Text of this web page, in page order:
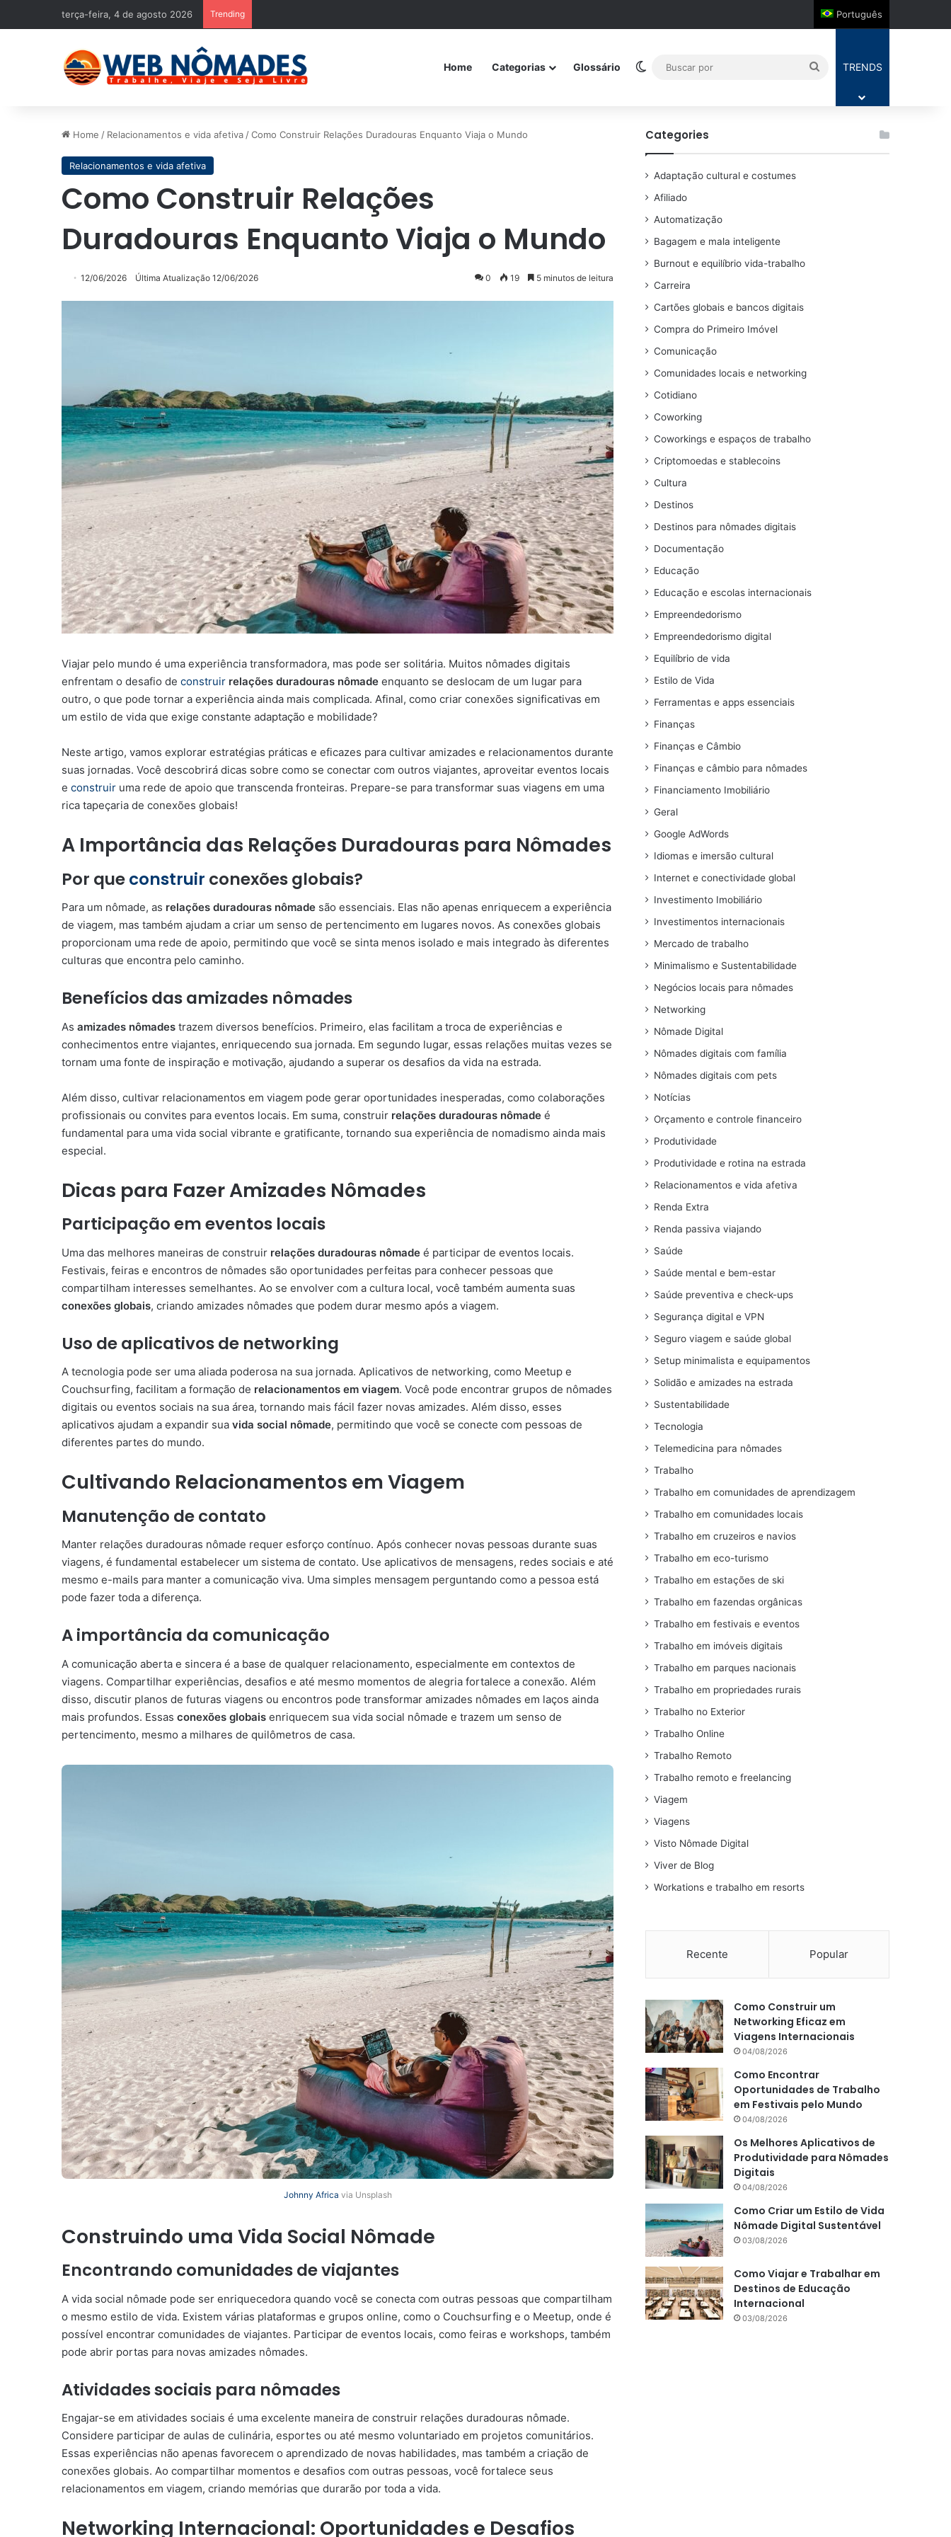
terça-feira, 4 de agosto 2026 Trending Português
Home Categorias Glossário Switch skin
BuscarTRENDS
Home / Relacionamentos e vida afetiva /Como Construir Relações Duradouras Enquanto Viaja o Mundo
Relacionamentos e vida afetiva
Como Construir Relações
Duradouras Enquanto Viaja o Mundo
12/06/2026 Última Atualização 12/06/2026 0 19 5 minutos de leitura
Viajar pelo mundo é uma experiência transformadora, mas pode ser solitária. Muitos nômades digitais
enfrentam o desafio de construir relações duradouras nômade enquanto se deslocam de um lugar para
outro, o que pode tornar a experiência ainda mais complicada. Afinal, como criar conexões significativas em
um estilo de vida que exige constante adaptação e mobilidade?
Neste artigo, vamos explorar estratégias práticas e eficazes para cultivar amizades e relacionamentos durante
suas jornadas. Você descobrirá dicas sobre como se conectar com outros viajantes, aproveitar eventos locais
e construir uma rede de apoio que transcenda fronteiras. Prepare-se para transformar suas viagens em uma
rica tapeçaria de conexões globais!
A Importância das Relações Duradouras para Nômades
Por queconstruir conexões globais?
Para um nômade, as relações duradouras nômade são essenciais. Elas não apenas enriquecem a experiência
de viagem, mas também ajudam a criar um senso de pertencimento em lugares novos. As conexões globais
proporcionam uma rede de apoio, permitindo que você se sinta menos isolado e mais integrado às diferentes
culturas que encontra pelo caminho.
Benefícios das amizades nômades
As amizades nômades trazem diversos benefícios. Primeiro, elas facilitam a troca de experiências e
conhecimentos entre viajantes, enriquecendo sua jornada. Em segundo lugar, essas relações muitas vezes se
tornam uma fonte de inspiração e motivação, ajudando a superar os desafios da vida na estrada.
Além disso, cultivar relacionamentos em viagem pode gerar oportunidades inesperadas, como colaborações
profissionais ou convites para eventos locais. Em suma, construir relações duradouras nômade é
fundamental para uma vida social vibrante e gratificante, tornando sua experiência de nomadismo ainda mais
especial.
Dicas para Fazer Amizades Nômades
Participação em eventos locais
Uma das melhores maneiras de construir relações duradouras nômade é participar de eventos locais.
Festivais, feiras e encontros de nômades são oportunidades perfeitas para conhecer pessoas que
compartilham interesses semelhantes. Ao se envolver com a cultura local, você também aumenta suas
conexões globais, criando amizades nômades que podem durar mesmo após a viagem.
Uso de aplicativos de networking
A tecnologia pode ser uma aliada poderosa na sua jornada. Aplicativos de networking, como Meetup e
Couchsurfing, facilitam a formação de relacionamentos em viagem. Você pode encontrar grupos de nômades
digitais ou eventos sociais na sua área, tornando mais fácil fazer novas amizades. Além disso, esses
aplicativos ajudam a expandir sua vida social nômade, permitindo que você se conecte com pessoas de
diferentes partes do mundo.
Cultivando Relacionamentos em Viagem
Manutenção de contato
Manter relações duradouras nômade requer esforço contínuo. Após conhecer novas pessoas durante suas
viagens, é fundamental estabelecer um sistema de contato. Use aplicativos de mensagens, redes sociais e até
mesmo e-mails para manter a comunicação viva. Uma simples mensagem perguntando como a pessoa está
pode fazer toda a diferença.
A importância da comunicação
A comunicação aberta e sincera é a base de qualquer relacionamento, especialmente em contextos de
viagens. Compartilhar experiências, desafios e até mesmo momentos de alegria fortalece a conexão. Além
disso, discutir planos de futuras viagens ou encontros pode transformar amizades nômades em laços ainda
mais profundos. Essas conexões globais enriquecem sua vida social nômade e trazem um senso de
pertencimento, mesmo a milhares de quilômetros de casa.
Johnny Africa via Unsplash
Construindo uma Vida Social Nômade
Encontrando comunidades de viajantes
A vida social nômade pode ser enriquecedora quando você se conecta com outras pessoas que compartilham
o mesmo estilo de vida. Existem várias plataformas e grupos online, como o Couchsurfing e o Meetup, onde é
possível encontrar comunidades de viajantes. Participar de eventos locais, como feiras e workshops, também
pode abrir portas para novas amizades nômades.
Atividades sociais para nômades
Engajar-se em atividades sociais é uma excelente maneira de construir relações duradouras nômade.
Considere participar de aulas de culinária, esportes ou até mesmo voluntariado em projetos comunitários.
Essas experiências não apenas favorecem o aprendizado de novas habilidades, mas também a criação de
conexões globais. Ao compartilhar momentos e desafios com outras pessoas, você fortalece seus
relacionamentos em viagem, criando memórias que durarão por toda a vida.
Networking Internacional: Oportunidades e Desafios
Categories
Adaptação cultural e costumes
Afiliado
Automatização
Bagagem e mala inteligente
Burnout e equilíbrio vida-trabalho
Carreira
Cartões globais e bancos digitais
Compra do Primeiro Imóvel
Comunicação
Comunidades locais e networking
Cotidiano
Coworking
Coworkings e espaços de trabalho
Criptomoedas e stablecoins
Cultura
Destinos
Destinos para nômades digitais
Documentação
Educação
Educação e escolas internacionais
Empreendedorismo
Empreendedorismo digital
Equilíbrio de vida
Estilo de Vida
Ferramentas e apps essenciais
Finanças
Finanças e Câmbio
Finanças e câmbio para nômades
Financiamento Imobiliário
Geral
Google AdWords
Idiomas e imersão cultural
Internet e conectividade global
Investimento Imobiliário
Investimentos internacionais
Mercado de trabalho
Minimalismo e Sustentabilidade
Negócios locais para nômades
Networking
Nômade Digital
Nômades digitais com família
Nômades digitais com pets
Notícias
Orçamento e controle financeiro
Produtividade
Produtividade e rotina na estrada
Relacionamentos e vida afetiva
Renda Extra
Renda passiva viajando
Saúde
Saúde mental e bem-estar
Saúde preventiva e check-ups
Segurança digital e VPN
Seguro viagem e saúde global
Setup minimalista e equipamentos
Solidão e amizades na estrada
Sustentabilidade
Tecnologia
Telemedicina para nômades
Trabalho
Trabalho em comunidades de aprendizagem
Trabalho em comunidades locais
Trabalho em cruzeiros e navios
Trabalho em eco-turismo
Trabalho em estações de ski
Trabalho em fazendas orgânicas
Trabalho em festivais e eventos
Trabalho em imóveis digitais
Trabalho em parques nacionais
Trabalho em propriedades rurais
Trabalho no Exterior
Trabalho Online
Trabalho Remoto
Trabalho remoto e freelancing
Viagem
Viagens
Visto Nômade Digital
Viver de Blog
Workations e trabalho em resorts
Recente Popular
Como Construir um
Networking Eficaz em
Viagens Internacionais
04/08/2026
Como Encontrar
Oportunidades de Trabalho
em Festivais pelo Mundo
04/08/2026
Os Melhores Aplicativos de
Produtividade para Nômades
Digitais
04/08/2026
Como Criar um Estilo de Vida
Nômade Digital Sustentável
03/08/2026
Como Viajar e Trabalhar em
Destinos de Educação
Internacional
03/08/2026